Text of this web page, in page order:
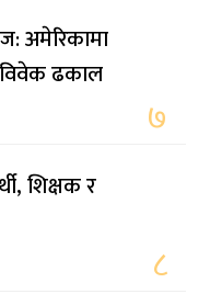
अमेरिकामा
ढकाल
७
शिक्षक र
८